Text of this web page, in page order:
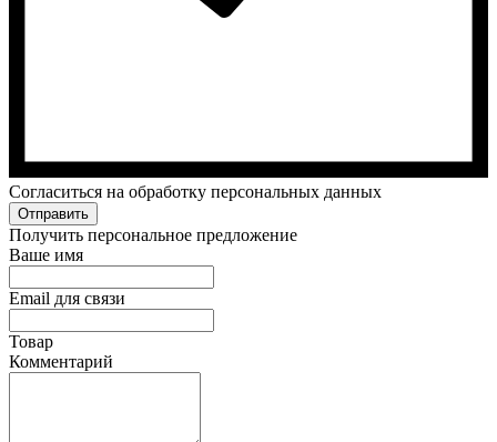
Cогласиться на обработку персональных данных
Отправить
Получить персональное предложение
Ваше имя
Email для связи
Товар
Комментарий